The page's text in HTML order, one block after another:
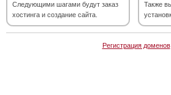
Следующими шагами будут заказ
хостинга и создание сайта.
Также
Регистрация доменов